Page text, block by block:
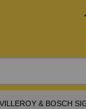
VILLEROY & BOSCH